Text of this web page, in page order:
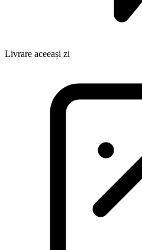
Livrare aceeași zi